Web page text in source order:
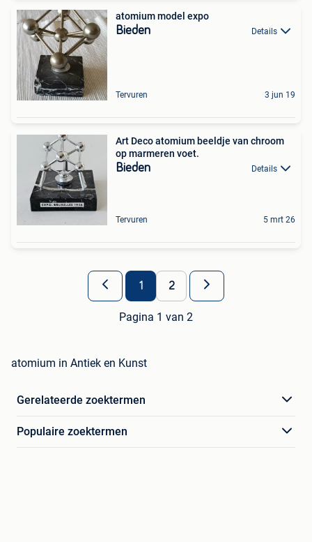
atomium model expo
Bieden Details
Tervuren 3 jun 19
Art Deco atomium beeldje van chroom
op marmeren voet.
Bieden Details
Tervuren 5 mrt 26
1 2
Pagina 1 van 2
atomium in Antiek en Kunst
Gerelateerde zoektermen
Populaire zoektermen